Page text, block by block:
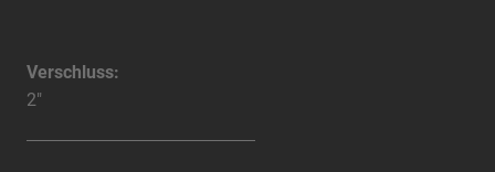
Verschluss:
2"